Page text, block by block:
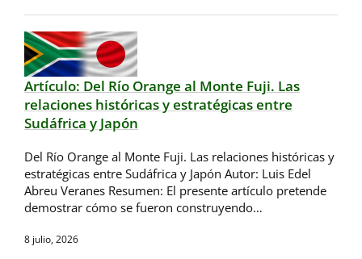
Artículo: Del Río Orange al Monte Fuji. Las
relaciones históricas y estratégicas entre
Sudáfrica y Japón
Del Río Orange al Monte Fuji. Las relaciones históricas y
estratégicas entre Sudáfrica y Japón Autor: Luis Edel
Abreu Veranes Resumen: El presente artículo pretende
demostrar cómo se fueron construyendo…
8 julio, 2026